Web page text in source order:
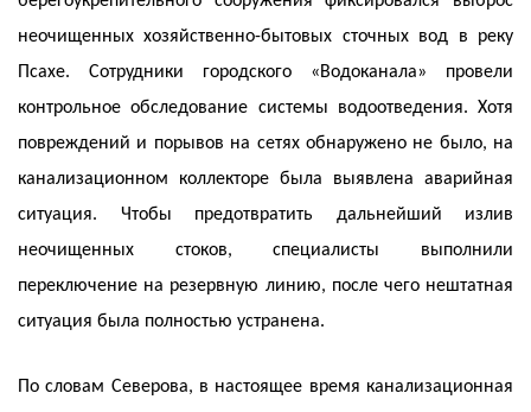
неочищенных хозяйственно-бытовых сточных вод в реку
Псахе. Сотрудники городского «Водоканала» провели
контрольное обследование системы водоотведения. Хотя
повреждений и порывов на сетях обнаружено не было, на
канализационном коллекторе была выявлена аварийная
ситуация. Чтобы предотвратить дальнейший излив
неочищенных стоков, специалисты выполнили
переключение на резервную линию, после чего нештатная
ситуация была полностью устранена.
По словам Северова, в настоящее время канализационная